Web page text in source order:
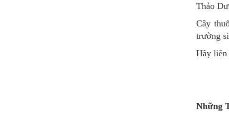
Thảo
Cây
trường
Hãy liên
Những